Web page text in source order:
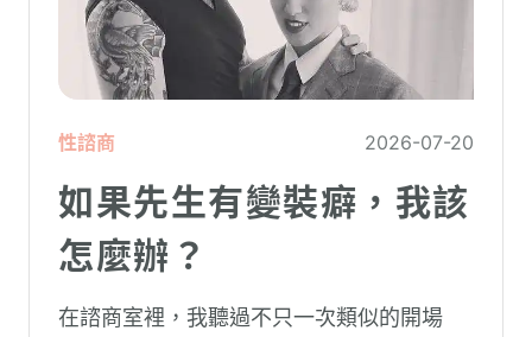
性諮商 2026-07-20
如果先生有變裝癖，我該
怎麼辦？
在諮商室裡，我聽過不只一次類似的開場